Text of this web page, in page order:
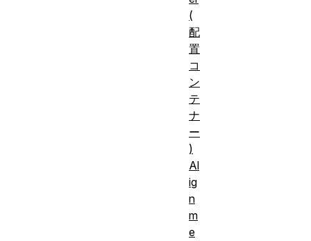
(
配
置
コ
ン
テ
ナ
ー
)
Al
ig
n
m
e